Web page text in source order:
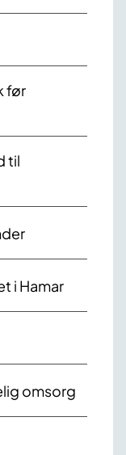
før
til
i Hamar
omsorg